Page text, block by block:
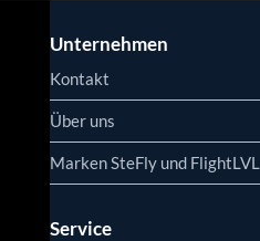
Unternehmen
Kontakt
Über uns
Marken SteFly und FlightLVL
Service